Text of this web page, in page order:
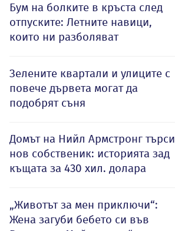
Бум на болките в кръста след
отпуските: Летните навици,
които ни разболяват
Зелените квартали и улиците с
повече дървета могат да
подобрят съня
Домът на Нийл Армстронг търси
нов собственик: историята зад
къщата за 430 хил. долара
„Животът за мен приключи“:
Жена загуби бебето си във